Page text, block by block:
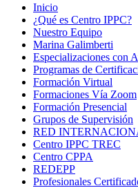
Inicio
¿Qué es Centro IPPC?
Nuestro Equipo
Marina Galimberti
Especializaciones con
Programas de
Formación Virtual
Formaciones Vía Zoom
Formación Presencial
Grupos de Supervisión
RED
Centro IPPC TREC
Centro CPPA
REDEPP
Profesionales